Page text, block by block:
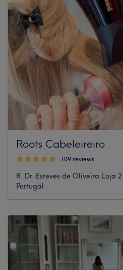
Roots Cabeleireiro
109 reviews
R. Dr. Esteves de Oliveira Loja
Portugal